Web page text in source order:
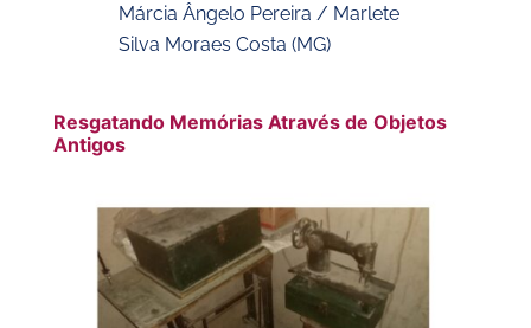
Márcia Ângelo Pereira / Marlete
Silva Moraes Costa (MG)
Resgatando Memórias Através de Objetos
Antigos